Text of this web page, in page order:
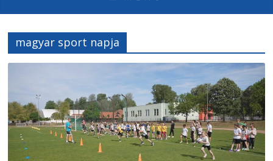
honlapja
magyar sport napja